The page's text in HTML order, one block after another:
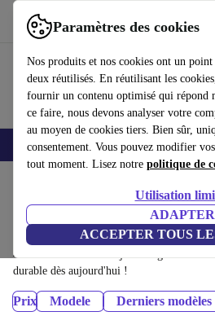
Paramètres des cookies
Nos produits et nos cookies ont un
deux réutilisés. En réutilisant les
fournir un contenu optimisé qui répond
ce faire, nous devons analyser votre
au moyen de cookies tiers. Bien sûr,
consentement. Vous pouvez modifier vos
tout moment. Lisez notre politique de
Utilisation
ADAPTER
ACCEPTER TOUS
Utilisez refurbed rapidement et facilement
Smartphones Laptops Tablettes
iPhones:
iPhones certifiés reconditionnés à moins de
40 %. Retours sous 30 jours et garantie de
durable dès aujourd'hui !
Prix Modele Derniers modèles